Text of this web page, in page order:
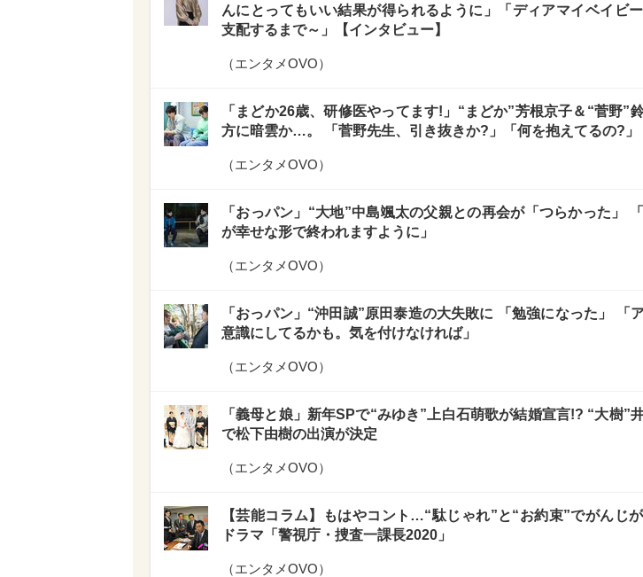
んにとってもいい結果が得られるように」「ディアマイベイビ
支配するまで～」【インタビュー】
（エンタメOVO）
「まどか26歳、研修医やってます!」“まどか”芳根京子＆“菅野”
方に暗雲か…。 「菅野先生、引き抜きか?」「何を抱えてるの?」
（エンタメOVO）
「おっパン」“大地”中島颯太の父親との再会が「つらかった」
が幸せな形で終われますように」
（エンタメOVO）
「おっパン」“沖田誠”原田泰造の大失敗に 「勉強になった」 「
意識にしてるかも。気を付けなければ」
（エンタメOVO）
「義母と娘」新年SPで“みゆき”上白石萌歌が結婚宣言!? “大樹”
で松下由樹の出演が決定
（エンタメOVO）
【芸能コラム】もはやコント…“駄じゃれ”と“お約束”でがんじ
ドラマ「警視庁・捜査一課長2020」
（エンタメOVO）